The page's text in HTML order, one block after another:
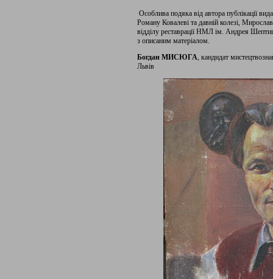
Особлива подяка від автора публікації
Роману Ковалеві та давній колезі,
відділу реставрації НМЛ ім. Андрея
з описаним матеріалом.
Богдан МИСЮГА, кандидат
Львів